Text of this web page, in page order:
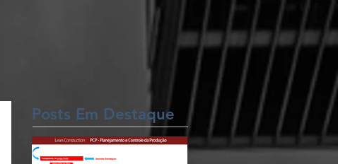
Posts Em Destaque